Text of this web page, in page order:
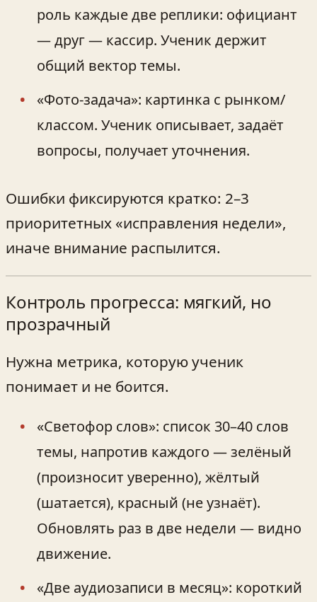
роль каждые две реплики: официант
— друг — кассир. Ученик держит
общий вектор темы.
«Фото-задача»: картинка с рынком/
классом. Ученик описывает, задаёт
вопросы, получает уточнения.
Ошибки фиксируются кратко: 2–3
приоритетных «исправления недели»,
иначе внимание распылится.
Контроль прогресса: мягкий, но
прозрачный
Нужна метрика, которую ученик
понимает и не боится.
«Светофор слов»: список 30–40 слов
темы, напротив каждого — зелёный
(произносит уверенно), жёлтый
(шатается), красный (не узнаёт).
Обновлять раз в две недели — видно
движение.
«Две аудиозаписи в месяц»: короткий